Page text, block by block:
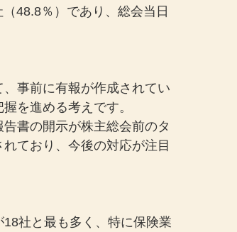
48.8％）であり、総会当日
事前に有報が作成されてい
を進める考えです。
書の開示が株主総会前のタ
ており、今後の対応が注目
社と最も多く、特に保険業